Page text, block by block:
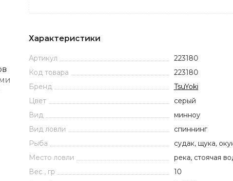
Характеристики
Артикул
223180
Код товара
223180
Бренд
TsuYoki
Цвет
серый
Вид
минноу
Вид ловли
спиннинг
Рыба
судак, щука,
Место ловли
река, стоячая
Вес , гр
10